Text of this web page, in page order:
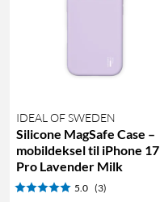
IDEAL OF SWEDEN
Silicone MagSafe Case –
mobildeksel til iPhone 17
Pro Lavender Milk
5.0 (3)